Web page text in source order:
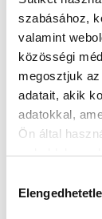
szabásához,
valamint
közösségi
megosztjuk
adatait, akik
adatokkal,
Ön által
weboldalon
kiválasztása